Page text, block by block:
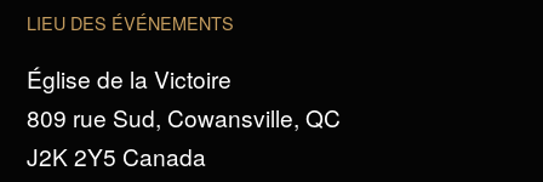
LIEU DES ÉVÉNEMENTS
Église de la Victoire
809 rue Sud, Cowansville, QC
J2K 2Y5 Canada